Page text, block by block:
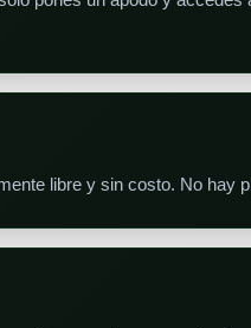
libre y sin costo. No hay